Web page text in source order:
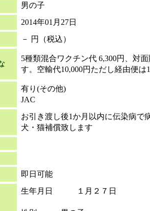
男の子
2014年01月27日
－ 円（税込）
5種類混合ワクチン代 6,300円、対
す。空輸代10,000円ただし経由便は
有り(その他)
JAC
お引き渡し後1か月以内に伝染病で
犬・猫補償致します
即日可能
生年月日 １月２７日